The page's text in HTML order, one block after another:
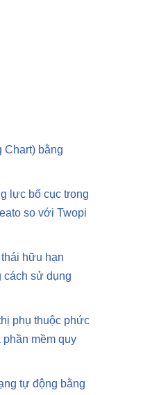
Chart) bằng
lực bố cục trong
so với Twopi
hữu hạn
cách sử dụng
phụ thuộc phức
mềm quy
tự động bằng